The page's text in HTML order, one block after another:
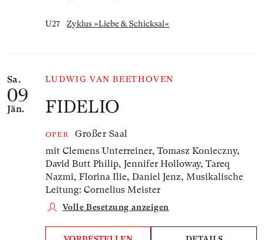
U27 Zyklus »Liebe & Schicksal«
Sa.
09
Jän.
LUDWIG VAN BEETHOVEN
FIDELIO
OPER
Großer Saal
mit Clemens Unterreiner, Tomasz Konieczny,
David Butt Philip, Jennifer Holloway, Tareq
Nazmi, Florina Ilie, Daniel Jenz, Musikalische
Leitung: Cornelius Meister
Volle Besetzung anzeigen